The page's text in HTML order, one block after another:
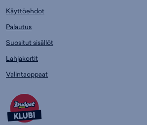
Käyttöehdot
Palautus
Suositut sisällöt
Lahjakortit
Valintaoppaat